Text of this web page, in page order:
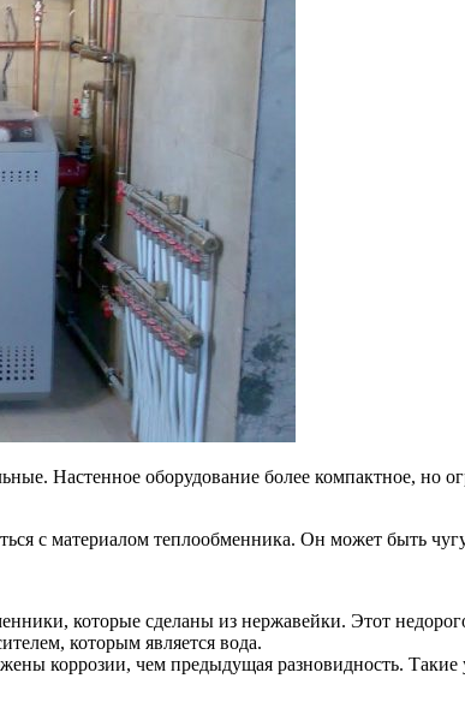
Настенное оборудование более компактное,
с материалом теплообменника. Он может быть
которые сделаны из нержавейки. Этот
которым является вода.
коррозии, чем предыдущая разновидность.